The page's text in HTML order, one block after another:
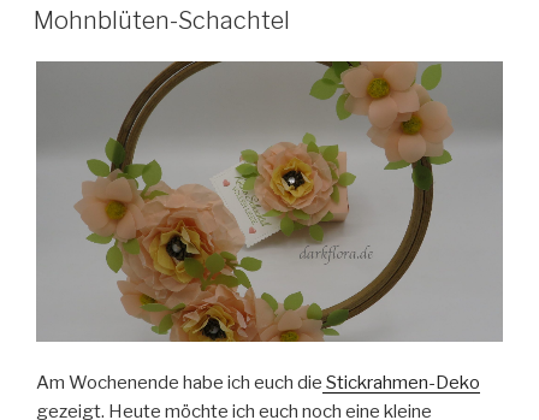
AM
Mohnblüten-Schachtel
Am Wochenende habe ich euch die Stickrahmen-Deko
gezeigt. Heute möchte ich euch noch eine kleine